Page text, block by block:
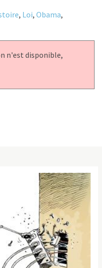
, Loi, Obama,
n'est disponible,